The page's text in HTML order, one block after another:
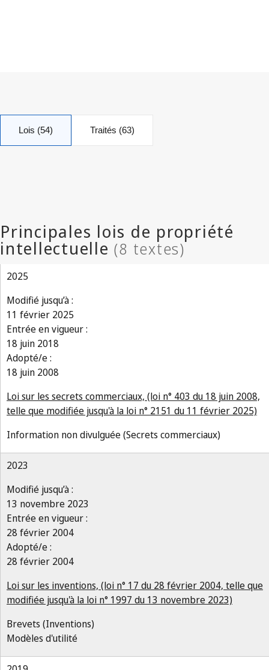
Lois (54) Traités (63)
2025
Modifié jusqu’à :
11 février 2025
Entrée en vigueur :
18 juin 2018
Adopté/e :
18 juin 2008
Loi sur les secrets commerciaux, (loi n° 403 du 18 juin 2008,
telle que modifiée jusqu'à la loi n° 2151 du 11 février 2025)
Information non divulguée (Secrets commerciaux)
2023
Modifié jusqu’à :
13 novembre 2023
Entrée en vigueur :
28 février 2004
Adopté/e :
28 février 2004
Loi sur les inventions, (loi n° 17 du 28 février 2004, telle que
modifiée jusqu'à la loi n° 1997 du 13 novembre 2023)
Brevets (Inventions)
Modèles d'utilité